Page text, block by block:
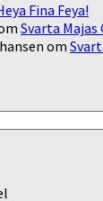
Fina Feya!
Svarta
om